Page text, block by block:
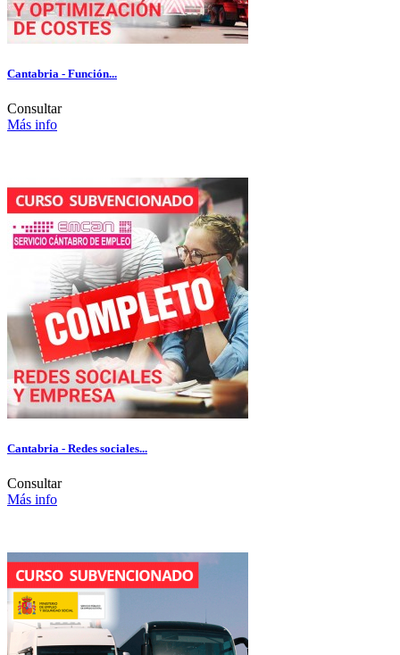
Cantabria - Función...
Consultar
Más info
Cantabria - Redes sociales...
Consultar
Más info